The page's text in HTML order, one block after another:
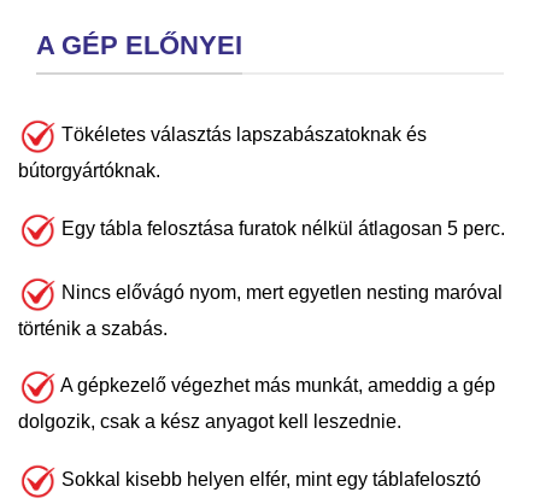
A GÉP ELŐNYEI
Tökéletes választás lapszabászatoknak és
bútorgyártóknak.
Egy tábla felosztása furatok nélkül átlagosan 5 perc.
Nincs elővágó nyom, mert egyetlen nesting maróval
történik a szabás.
A gépkezelő végezhet más munkát, ameddig a gép
dolgozik, csak a kész anyagot kell leszednie.
Sokkal kisebb helyen elfér, mint egy táblafelosztó